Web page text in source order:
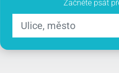
Začněte psát